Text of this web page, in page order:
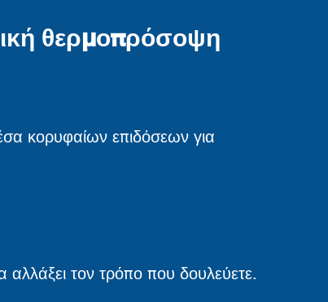
θερμοπρόσοψη
κορυφαίων επιδόσεων για
αλλάξει τον τρόπο που δουλεύετε.